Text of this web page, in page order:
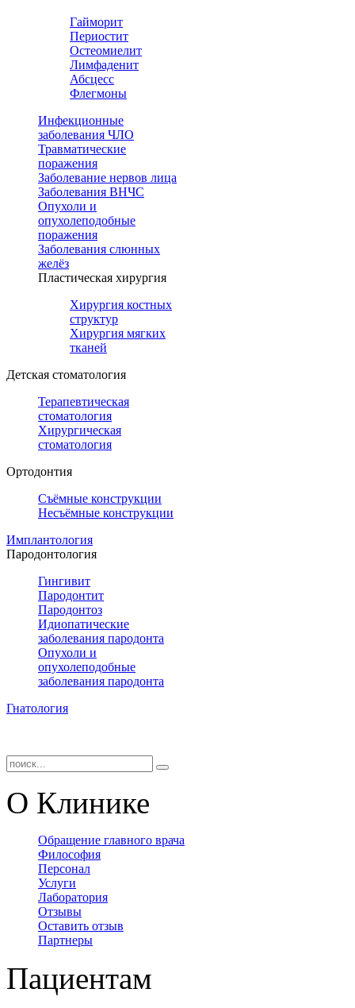
Гайморит
Периостит
Остеомиелит
Лимфаденит
Абсцесс
Флегмоны
Инфекционные
заболевания ЧЛО
Травматические
поражения
Заболевание нервов лица
Заболевания ВНЧС
Опухоли и
опухолеподобные
поражения
Заболевания слюнных
желёз
Пластическая хирургия
Хирургия костных
структур
Хирургия мягких
тканей
Детская стоматология
Терапевтическая
стоматология
Хирургическая
стоматология
Ортодонтия
Съёмные конструкции
Несъёмные конструкции
Имплантология
Пародонтология
Гингивит
Пародонтит
Пародонтоз
Идиопатические
заболевания пародонта
Опухоли и
опухолеподобные
заболевания пародонта
Гнатология
О Клинике
Обращение главного врача
Философия
Персонал
Услуги
Лаборатория
Отзывы
Оставить отзыв
Партнеры
Пациентам